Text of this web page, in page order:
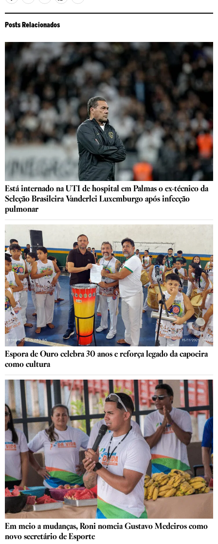
Posts Relacionados
Está internado na UTI de hospital em Palmas o ex-técnico da
Seleção Brasileira Vanderlei Luxemburgo após infecção
pulmonar
Espora de Ouro celebra 30 anos e reforça legado da capoeira
como cultura
Em meio a mudanças, Roni nomeia Gustavo Medeiros como
novo secretário de Esporte